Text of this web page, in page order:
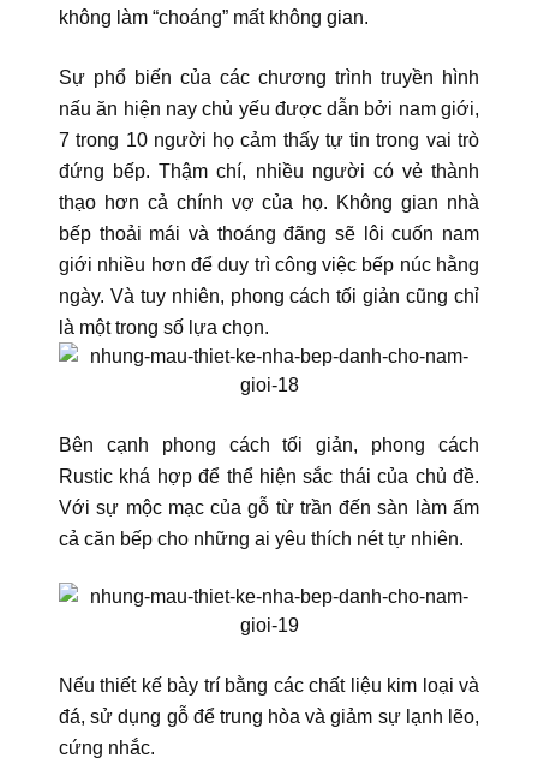
không làm “choáng” mất không gian.
Sự phổ biến của các chương trình truyền hình
nấu ăn hiện nay chủ yếu được dẫn bởi nam giới,
7 trong 10 người họ cảm thấy tự tin trong vai trò
đứng bếp. Thậm chí, nhiều người có vẻ thành
thạo hơn cả chính vợ của họ. Không gian nhà
bếp thoải mái và thoáng đãng sẽ lôi cuốn nam
giới nhiều hơn để duy trì công việc bếp núc hằng
ngày. Và tuy nhiên, phong cách tối giản cũng chỉ
là một trong số lựa chọn.
Bên cạnh phong cách tối giản, phong cách
Rustic khá hợp để thể hiện sắc thái của chủ đề.
Với sự mộc mạc của gỗ từ trần đến sàn làm ấm
cả căn bếp cho những ai yêu thích nét tự nhiên.
Nếu thiết kế bày trí bằng các chất liệu kim loại và
đá, sử dụng gỗ để trung hòa và giảm sự lạnh lẽo,
cứng nhắc.